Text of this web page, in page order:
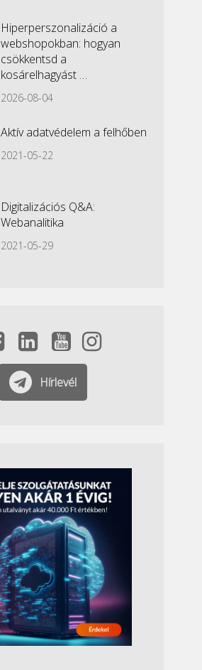
Hiperperszonalizáció a
webshopokban: hogyan
csökkentsd a
kosárelhagyást …
2026-08-04
Aktív adatvédelem a felhőben
2021-05-22
Digitalizációs Q&A:
Webanalitika
2021-05-29
Hírlevél